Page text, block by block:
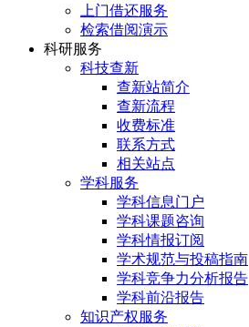
上门借还服务
检索借阅演示
科研服务
科技查新
查新站简介
查新流程
收费标准
联系方式
相关站点
学科服务
学科信息门户
学科课题咨询
学科情报订阅
学术规范与投稿指南
学科竞争力分析报告
学科前沿报告
知识产权服务